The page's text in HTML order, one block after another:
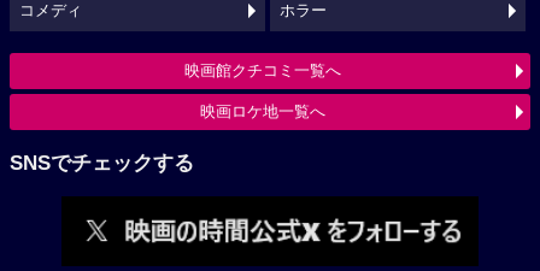
コメディ ホラー
映画館クチコミ一覧へ
映画ロケ地一覧へ
SNSでチェックする